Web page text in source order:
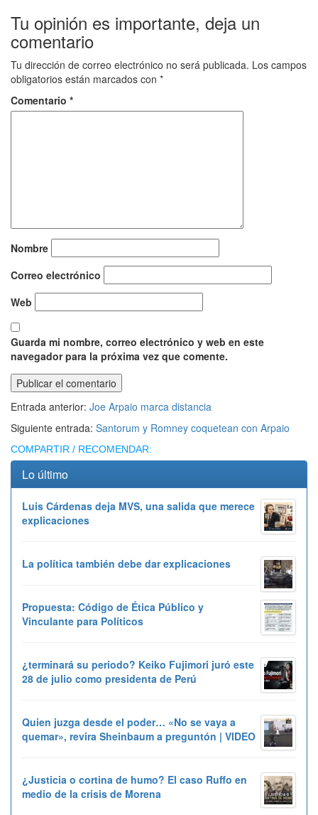
Tu opinión es importante, deja un
comentario
Tu dirección de correo electrónico no será publicada. Los campos
obligatorios están marcados con *
Comentario *
Nombre
Correo electrónico
Web
Guarda mi nombre, correo electrónico y web en este
navegador para la próxima vez que comente.
Entrada anterior: Joe Arpaio marca distancia
Siguiente entrada: Santorum y Romney coquetean con Arpaio
COMPARTIR / RECOMENDAR:
Lo último
Luis Cárdenas deja MVS, una salida que merece
explicaciones
La política también debe dar explicaciones
Propuesta: Código de Ética Público y
Vinculante para Políticos
¿terminará su periodo? Keiko Fujimori juró este
28 de julio como presidenta de Perú
Quien juzga desde el poder… «No se vaya a
quemar», revira Sheinbaum a preguntón | VIDEO
¿Justicia o cortina de humo? El caso Ruffo en
medio de la crisis de Morena